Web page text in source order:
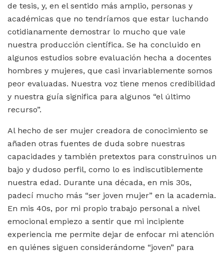
de tesis, y, en el sentido más amplio, personas y
académicas que no tendríamos que estar luchando
cotidianamente demostrar lo mucho que vale
nuestra producción científica. Se ha concluido en
algunos estudios sobre evaluación hecha a docentes
hombres y mujeres, que casi invariablemente somos
peor evaluadas. Nuestra voz tiene menos credibilidad
y nuestra guía significa para algunos “el último
recurso”.
Al hecho de ser mujer creadora de conocimiento se
añaden otras fuentes de duda sobre nuestras
capacidades y también pretextos para construinos un
bajo y dudoso perfil, como lo es indiscutiblemente
nuestra edad. Durante una década, en mis 30s,
padecí mucho más “ser joven mujer” en la academia.
En mis 40s, por mi propio trabajo personal a nivel
emocional empiezo a sentir que mi incipiente
experiencia me permite dejar de enfocar mi atención
en quiénes siguen considerándome “joven” para